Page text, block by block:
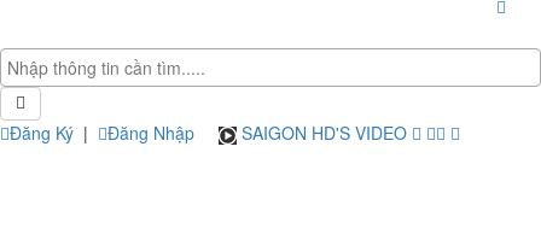
Đăng Ký | Đăng Nhập SAIGON HD'S VIDEO